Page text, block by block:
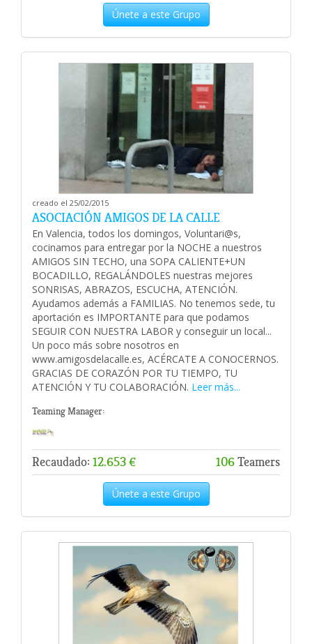
Únete a este Grupo
creado el 25/02/2015
ASOCIACIÓN AMIGOS DE LA CALLE
En Valencia, todos los domingos, Voluntari@s,
cocinamos para entregar por la NOCHE a nuestros
AMIGOS SIN TECHO, una SOPA CALIENTE+UN
BOCADILLO, REGALÁNDOLES nuestras mejores
SONRISAS, ABRAZOS, ESCUCHA, ATENCIÓN.
Ayudamos además a FAMILIAS. No tenemos sede, tu
aportación es IMPORTANTE para que podamos
SEGUIR CON NUESTRA LABOR y conseguir un local...
Un poco más sobre nosotros en
www.amigosdelacalle.es, ACÉRCATE A CONOCERNOS.
GRACIAS DE CORAZÓN POR TU TIEMPO, TU
ATENCIÓN Y TU COLABORACIÓN. Leer más...
Teaming Manager:
Recaudado: 12.653 € 106Teamers
Únete a este Grupo